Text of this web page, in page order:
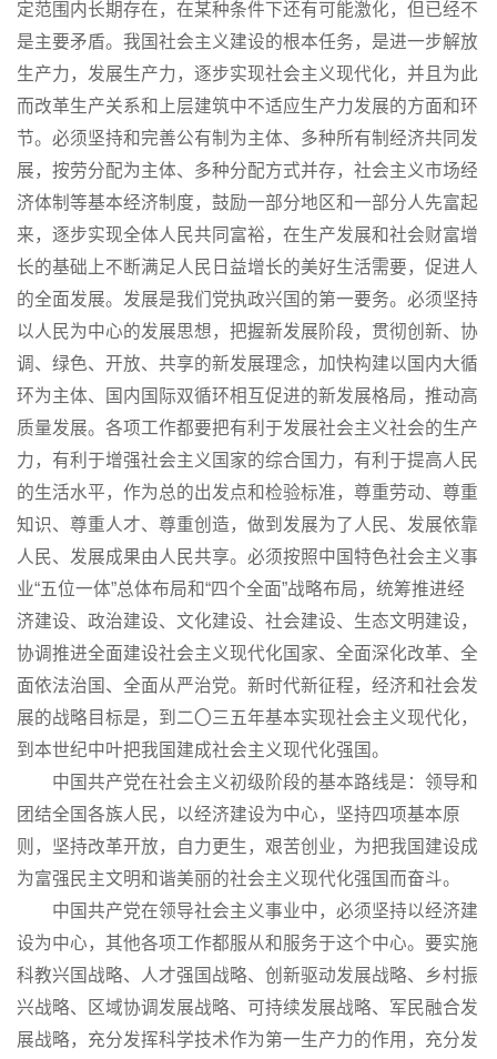
定范围内长期存在，在某种条件下还有可能激化，但已经不
是主要矛盾。我国社会主义建设的根本任务，是进一步解放
生产力，发展生产力，逐步实现社会主义现代化，并且为此
而改革生产关系和上层建筑中不适应生产力发展的方面和环
节。必须坚持和完善公有制为主体、多种所有制经济共同发
展，按劳分配为主体、多种分配方式并存，社会主义市场经
济体制等基本经济制度，鼓励一部分地区和一部分人先富起
来，逐步实现全体人民共同富裕，在生产发展和社会财富增
长的基础上不断满足人民日益增长的美好生活需要，促进人
的全面发展。发展是我们党执政兴国的第一要务。必须坚持
以人民为中心的发展思想，把握新发展阶段，贯彻创新、协
调、绿色、开放、共享的新发展理念，加快构建以国内大循
环为主体、国内国际双循环相互促进的新发展格局，推动高
质量发展。各项工作都要把有利于发展社会主义社会的生产
力，有利于增强社会主义国家的综合国力，有利于提高人民
的生活水平，作为总的出发点和检验标准，尊重劳动、尊重
知识、尊重人才、尊重创造，做到发展为了人民、发展依靠
人民、发展成果由人民共享。必须按照中国特色社会主义事
业“五位一体”总体布局和“四个全面”战略布局，统筹推进经
济建设、政治建设、文化建设、社会建设、生态文明建设，
协调推进全面建设社会主义现代化国家、全面深化改革、全
面依法治国、全面从严治党。新时代新征程，经济和社会发
展的战略目标是，到二〇三五年基本实现社会主义现代化，
到本世纪中叶把我国建成社会主义现代化强国。
中国共产党在社会主义初级阶段的基本路线是：领导和
团结全国各族人民，以经济建设为中心，坚持四项基本原
则，坚持改革开放，自力更生，艰苦创业，为把我国建设成
为富强民主文明和谐美丽的社会主义现代化强国而奋斗。
中国共产党在领导社会主义事业中，必须坚持以经济建
设为中心，其他各项工作都服从和服务于这个中心。要实施
科教兴国战略、人才强国战略、创新驱动发展战略、乡村振
兴战略、区域协调发展战略、可持续发展战略、军民融合发
展战略，充分发挥科学技术作为第一生产力的作用，充分发